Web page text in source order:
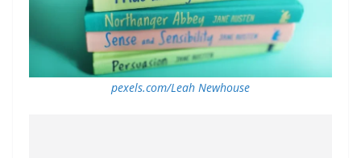
pexels.com/Leah Newhouse